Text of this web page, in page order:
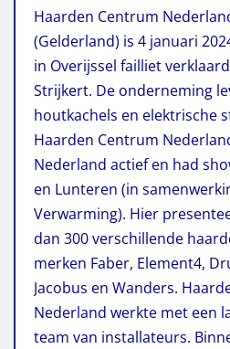
Haarden Centrum
(Gelderland) is 4 januari
in Overijssel failliet
Strijkert. De onderneming
houtkachels en elektrische
Haarden Centrum
Nederland actief en had
en Lunteren (in
Verwarming). Hier
dan 300 verschillende
merken Faber, Element4,
Jacobus en Wanders.
Nederland werkte met een
team van installateurs.